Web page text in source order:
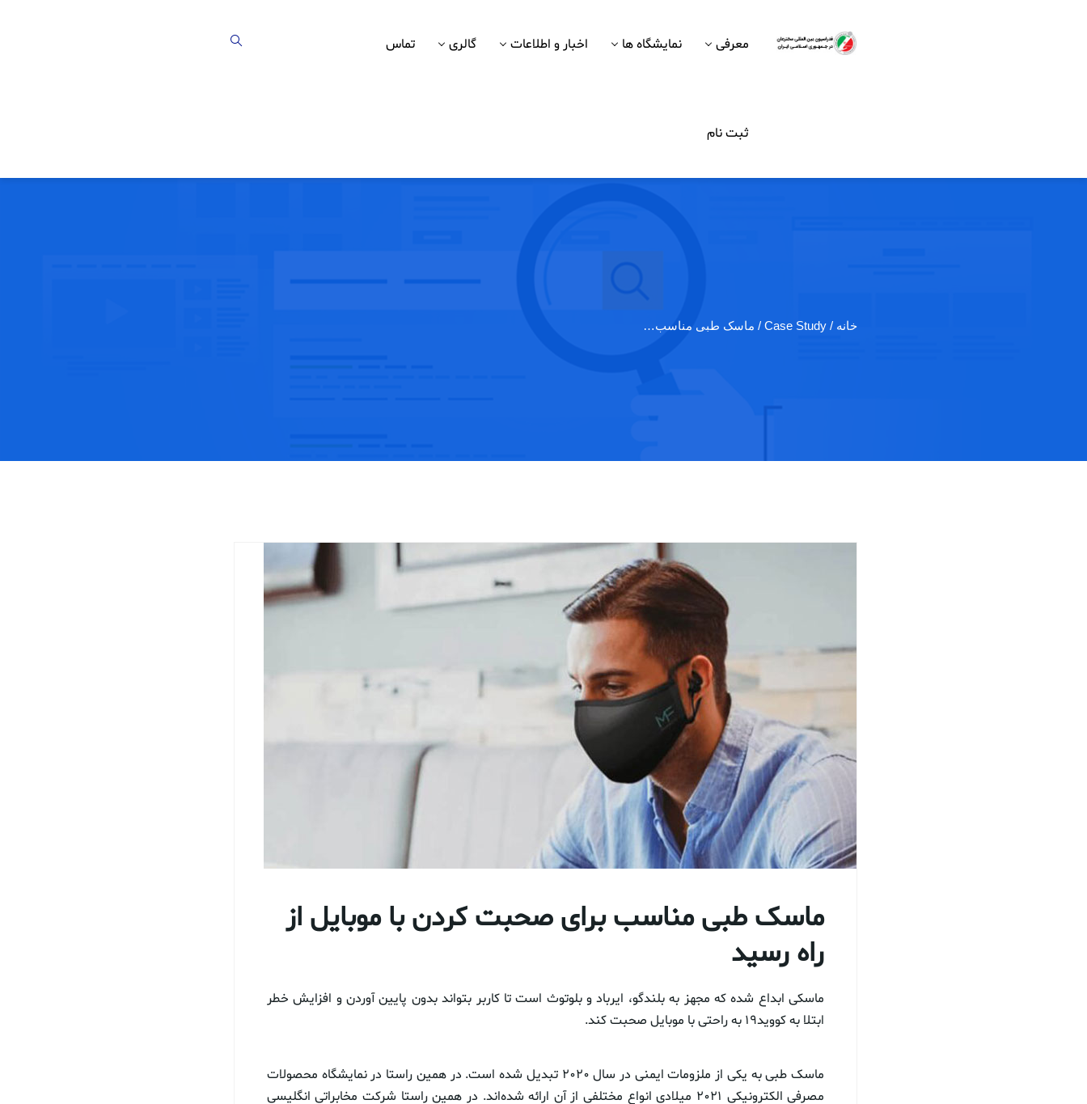
معرفی نمایشگاه ها اخبار و اطلاعات گالری تماس
ثبت نام
خانه / Case Study / ماسک طبی مناسب…
ماسک طبی مناسب برای صحبت کردن با موبایل از
راه رسید
ماسکی ابداع شده که مجهز به بلندگو، ایرباد و بلوتوث است تا کاربر بتواند بدون پایین آوردن و افزایش خطر
ابتلا به کووید۱۹ به راحتی با موبایل صحبت کند.
ماسک طبی به یکی از ملزومات ایمنی در سال ۲۰۲۰ تبدیل شده است. در همین راستا در نمایشگاه محصولات
مصرفی الکترونیکی ۲۰۲۱ میلادی انواع مختلفی از آن ارائه شده‌اند. در همین راستا شرکت مخابراتی انگلیسی